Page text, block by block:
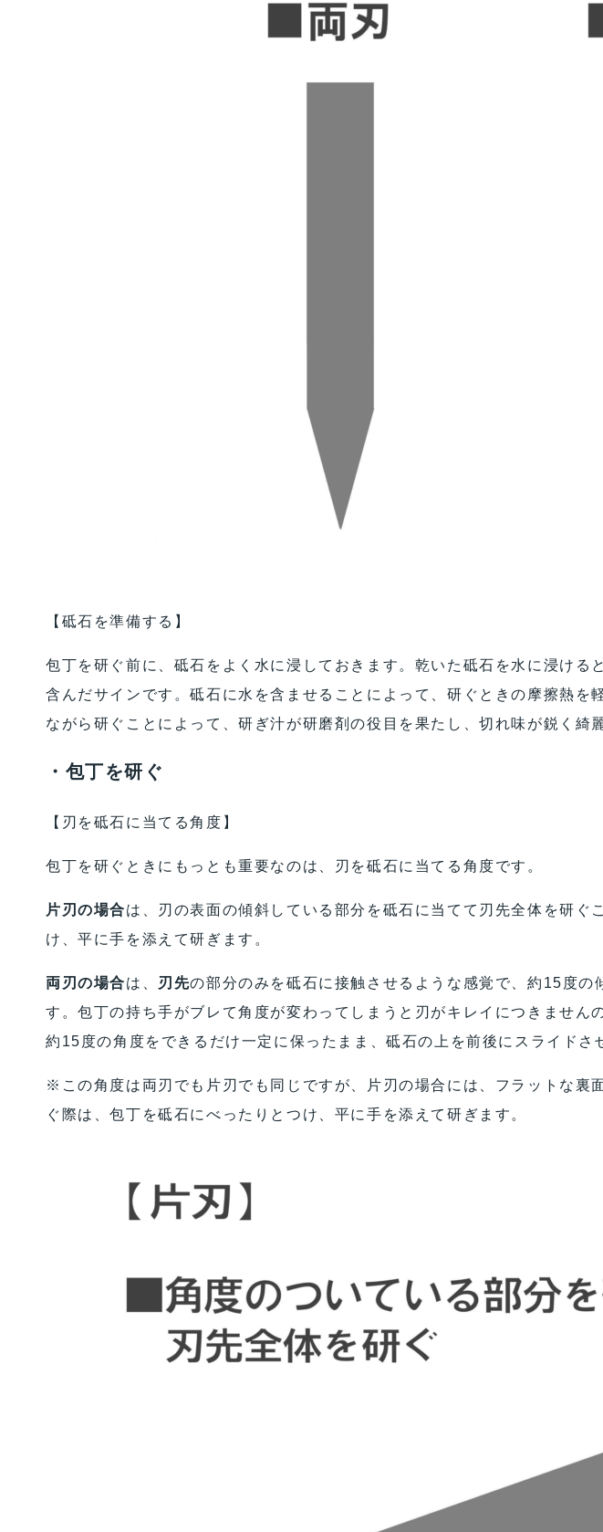
【砥石を準備する】
包丁を研ぐ前に、砥石をよく水に浸しておきます。乾いた砥石を水に浸け
含んだサインです。砥石に水を含ませることによって、研ぐときの摩擦熱
ながら研ぐことによって、研ぎ汁が研磨剤の役目を果たし、切れ味が鋭く
・包丁を研ぐ
【刃を砥石に当てる角度】
包丁を研ぐときにもっとも重要なのは、刃を砥石に当てる角度です。
片刃の場合は、刃の表面の傾斜している部分を砥石に当てて刃先全体を研
け、平に手を添えて研ぎます。
両刃の場合は、 刃先の部分のみを砥石に接触させるような感覚で、約15度
す。包丁の持ち手がブレて角度が変わってしまうと刃がキレイにつきませ
約15度の角度をできるだけ一定に保ったまま、砥石の上を前後にスライドさ
※この角度は両刃でも片刃でも同じですが、片刃の場合には、フラットな
ぐ際は、包丁を砥石にべったりとつけ、平に手を添えて研ぎます。